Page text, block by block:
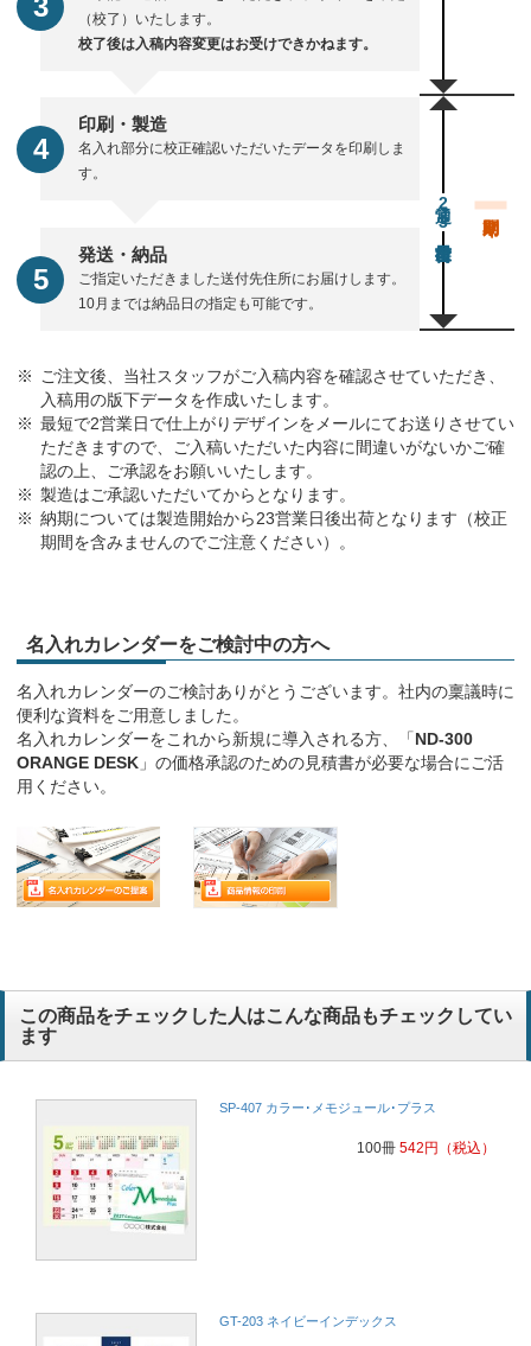
（校了）いたします。
校了後は入稿内容変更はお受けできかねます。
印刷・製造
名入れ部分に校正確認いただいたデータを印刷しま
す。
発送・納品
ご指定いただきました送付先住所にお届けします。
10月までは納品日の指定も可能です。
通常23営業日後出荷
ご注文後、当社スタッフがご入稿内容を確認させていただき、
入稿用の版下データを作成いたします。
最短で2営業日で仕上がりデザインをメールにてお送りさせてい
ただきますので、ご入稿いただいた内容に間違いがないかご確
認の上、ご承認をお願いいたします。
製造はご承認いただいてからとなります。
納期については製造開始から23営業日後出荷となります（校正
期間を含みませんのでご注意ください）。
名入れカレンダーをご検討中の方へ
名入れカレンダーのご検討ありがとうございます。社内の稟議時に
便利な資料をご用意しました。
名入れカレンダーをこれから新規に導入される方、「ND-300
ORANGE DESK 」の価格承認のための見積書が必要な場合にご活
用ください。
この商品をチェックした人はこんな商品もチェックしてい
ます
SP-407 カラー･メモジュール･プラス
100冊 542円 （税込）
GT-203 ネイビーインデックス